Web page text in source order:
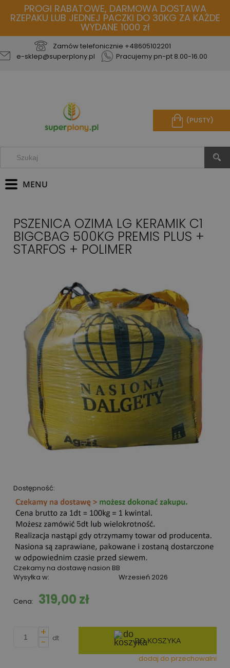
PROGI RABATOWE, DARMOWA DOSTAWA
RZEPAKU LUB JEDNEJ PACZKI DO 30KG ZA KAŻDE
WYDANE 1000 zł
Zamów telefonicznie +48605102201
e-sklep@superplony.pl
Pracujemy pn-pt 8.00-16.00
(PUSTY)
PSZENICA OZIMA LG KERAMIK C1
BIGCBAG 500KG PREMIS PLUS +
STARFOS + POLIMER
Dostępność:
Czekamy na dostawę nasion BB
Wysyłka w:
Wrzesień 2026
Cena: 319,00 zł
+
-
dt DO KOSZYKA
dodaj do przechowalni